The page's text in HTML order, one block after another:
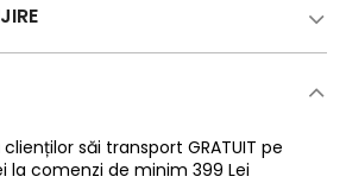
săi transport GRATUIT pe
la comenzi de minim 399 Lei